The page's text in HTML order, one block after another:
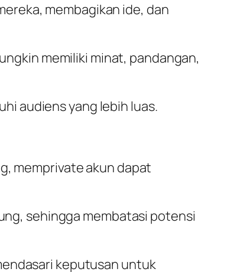
membagikan ide, dan
memiliki minat, pandangan,
audiens yang lebih luas.
memprivate akun dapat
sehingga membatasi potensi
keputusan untuk